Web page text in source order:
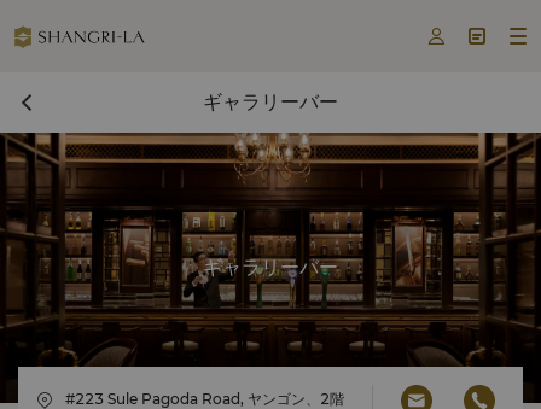
  
ギャラリーバー
ギャラリーバー
#223 Sule Pagoda Road, ヤンゴン、2階